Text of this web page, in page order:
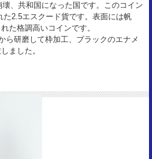
、共和国になった国です。このコイン
た2.5エスクード貨です。表面には帆
た格調高いコインです。
研磨して枠加工、ブラックのエナメ
ました。